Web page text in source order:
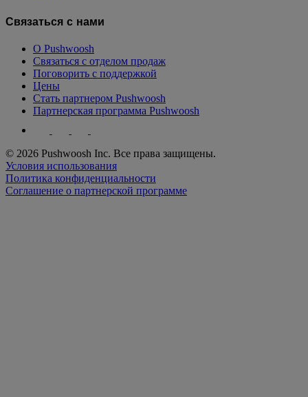
Связаться с нами
О Pushwoosh
Связаться с отделом продаж
Поговорить с поддержкой
Цены
Стать партнером Pushwoosh
Партнерская программа Pushwoosh
© 2026 Pushwoosh Inc. Все права защищены.
Условия использования
Политика конфиденциальности
Соглашение о партнерской программе